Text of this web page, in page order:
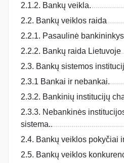
2.1.2. Bankų veikla.
2.2. Bankų veiklos raida
2.2.1. Pasaulinė
2.2.2. Bankų raida Lietuvoje
2.3. Bankų sistemos
2.3.1 Bankai ir nebankai.
2.3.2. Bankinių institucijų
2.3.3. Nebankinės
sistema..
2.4. Bankų veiklos pokyčiai
2.5. Bankų veiklos